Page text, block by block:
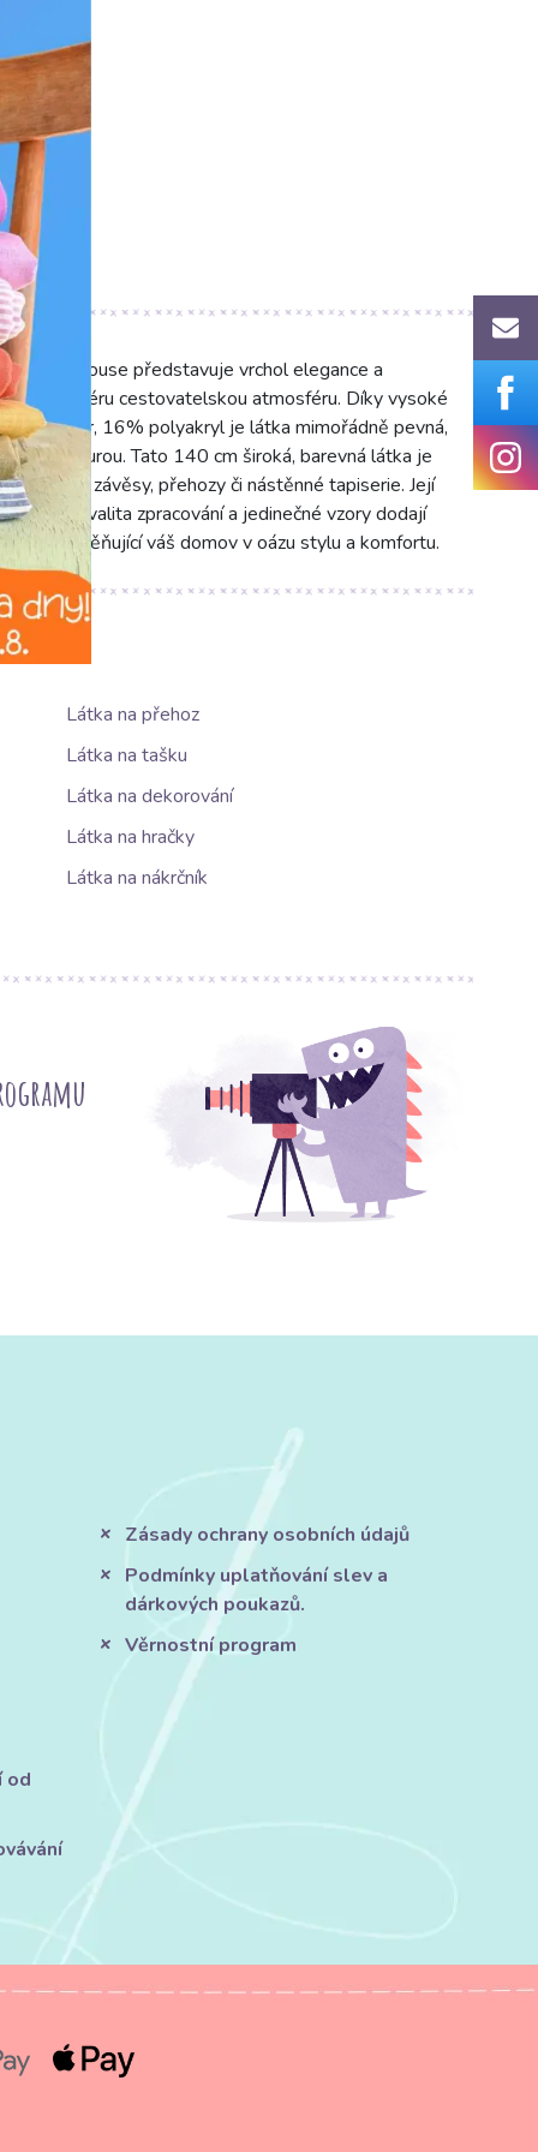
House představuje vrchol elegance a
do interiéru cestovatelskou atmosféru. Díky vysoké
16% polyakryl je látka mimořádně pevná,
texturou. Tato 140 cm široká, barevná látka je
luxusní závěsy, přehozy či nástěnné tapiserie. Její
Kvalita zpracování a jedinečné vzory dodají
proměňující váš domov v oázu stylu a komfortu.
Látka na přehoz
Látka na tašku
Látka na dekorování
Látka na hračky
Látka na nákrčník
od
Zásady ochrany osobních údajů
Podmínky uplatňování slev a
dárkových poukazů.
Věrnostní program